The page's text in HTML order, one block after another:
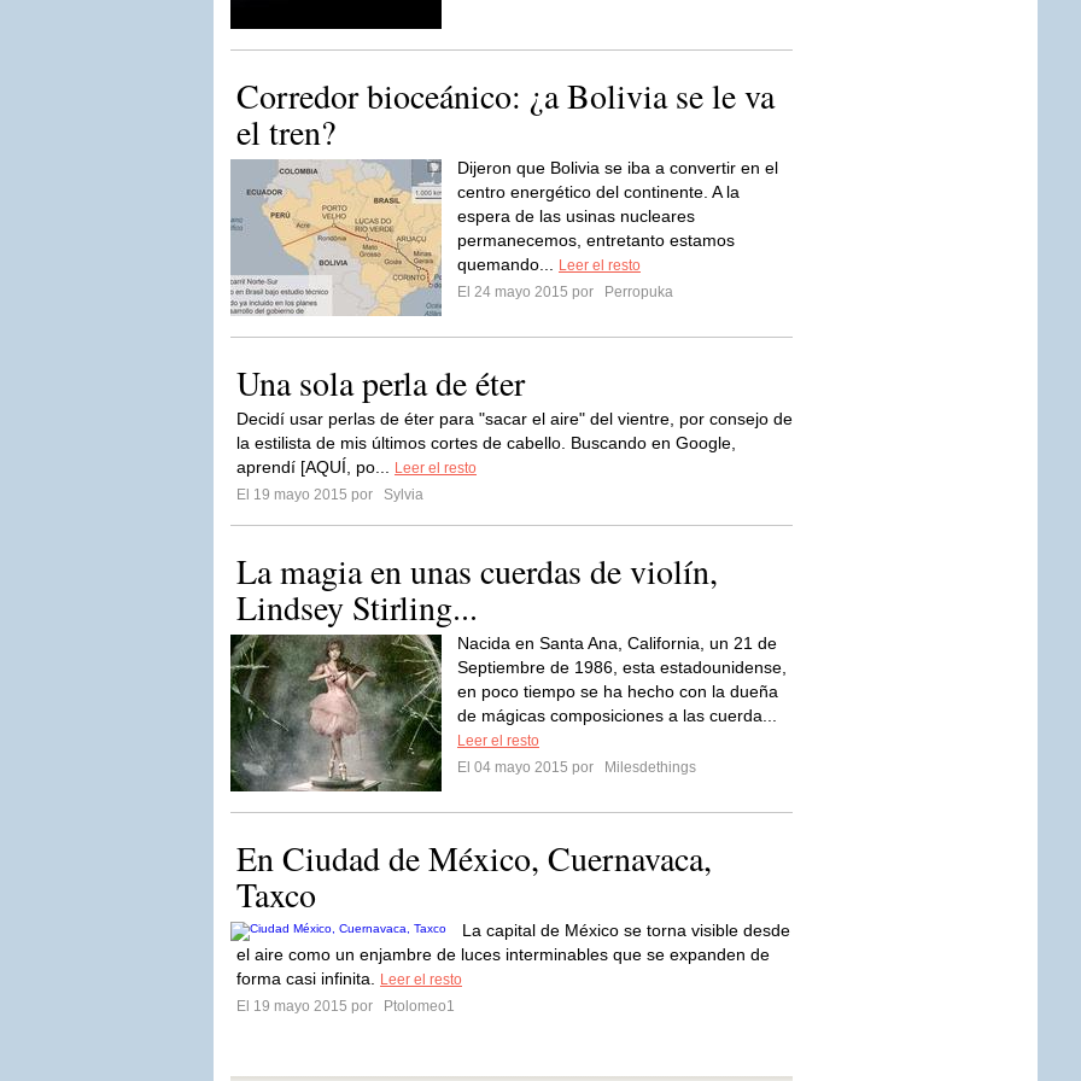
Corredor bioceánico: ¿a Bolivia se le va
el tren?
Dijeron que Bolivia se iba a convertir en el
centro energético del continente. A la
espera de las usinas nucleares
permanecemos, entretanto estamos
quemando...
Leer el resto
El 24 mayo 2015 por
Perropuka
Una sola perla de éter
Decidí usar perlas de éter para "sacar el aire" del vientre, por consejo de
la estilista de mis últimos cortes de cabello. Buscando en Google,
aprendí [AQUÍ, po...
Leer el resto
El 19 mayo 2015 por
Sylvia
La magia en unas cuerdas de violín,
Lindsey Stirling...
Nacida en Santa Ana, California, un 21 de
Septiembre de 1986, esta estadounidense,
en poco tiempo se ha hecho con la dueña
de mágicas composiciones a las cuerda...
Leer el resto
El 04 mayo 2015 por
Milesdethings
En Ciudad de México, Cuernavaca,
Taxco
La capital de México se torna visible desde
el aire como un enjambre de luces interminables que se expanden de
forma casi infinita.
Leer el resto
El 19 mayo 2015 por
Ptolomeo1